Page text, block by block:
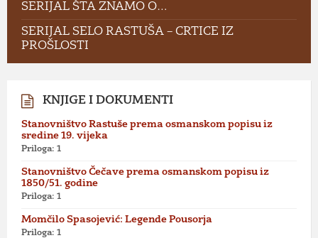
SERIJAL ŠTA ZNAMO O…
SERIJAL SELO RASTUŠA – CRTICE IZ
PROŠLOSTI
KNJIGE I DOKUMENTI
Stanovništvo Rastuše prema osmanskom popisu iz
sredine 19. vijeka
Priloga: 1
Stanovništvo Čečave prema osmanskom popisu iz
1850/51. godine
Priloga: 1
Momčilo Spasojević: Legende Pousorja
Priloga: 1